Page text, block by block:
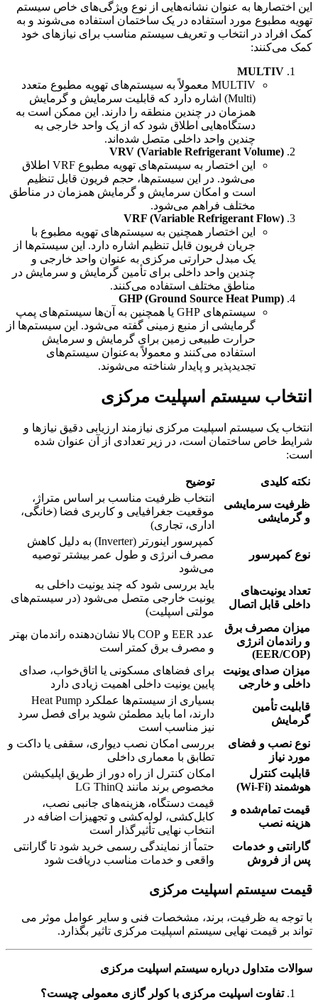
این اختصارها به عنوان نشانه‌هایی از نوع ویژگی‌های خاص سیستم
تهویه مطبوع مورد استفاده در یک ساختمان استفاده می‌شوند و به
کمک افراد در انتخاب و تعریف سیستم مناسب برای نیازهای خود
کمک می‌کنند:
MULTIV
MULTIV معمولاً به سیستم‌های تهویه مطبوع متعدد
(Multi) اشاره دارد که قابلیت سرمایش و گرمایش
همزمان در چندین منطقه را دارند. این ممکن است به
دستگاه‌هایی اطلاق شود که از یک واحد خارجی به
چندین واحد داخلی متصل شده‌اند.
VRV (Variable Refrigerant Volume)
این اختصار به سیستم‌های تهویه مطبوع VRF اطلاق
می‌شود. در این سیستم‌ها، حجم فریون قابل تنظیم
است و امکان سرمایش و گرمایش همزمان در مناطق
مختلف فراهم می‌شود.
VRF (Variable Refrigerant Flow)
این اختصار همچنین به سیستم‌های تهویه مطبوع با
جریان فریون قابل تنظیم اشاره دارد. این سیستم‌ها از
یک مبدل حرارتی مرکزی به عنوان واحد خارجی و
چندین واحد داخلی برای تأمین گرمایش و سرمایش در
مناطق مختلف استفاده می‌کنند.
GHP (Ground Source Heat Pump)
سیستم‌های GHP یا همچنین به آن‌ها سیستم‌های پمپ
گرمایشی از منبع زمینی گفته می‌شود. این سیستم‌ها از
حرارت طبیعی زمین برای گرمایش و سرمایش
استفاده می‌کنند و معمولاً به‌عنوان سیستم‌های
تجدیدپذیر و پایدار شناخته می‌شوند.
انتخاب سیستم اسپلیت مرکزی
انتخاب یک سیستم اسپلیت مرکزی نیازمند ارزیابی دقیق نیازها و
شرایط خاص ساختمان است، در زیر تعدادی از آن عنوان شده
است:
نکته کلیدی
توضیح
ظرفیت سرمایشی
و گرمایشی
انتخاب ظرفیت مناسب بر اساس متراژ،
موقعیت جغرافیایی و کاربری فضا (خانگی،
اداری، تجاری)
نوع کمپرسور
کمپرسور اینورتر (Inverter) به دلیل کاهش
مصرف انرژی و طول عمر بیشتر توصیه
می‌شود
تعداد یونیت‌های
داخلی قابل اتصال
باید بررسی شود که چند یونیت داخلی به
یونیت خارجی متصل می‌شود (در سیستم‌های
مولتی اسپلیت)
میزان مصرف برق
و راندمان انرژی
(EER/COP)
عدد EER و COP بالا نشان‌دهنده راندمان بهتر
و مصرف برق کمتر است
میزان صدای یونیت
داخلی و خارجی
برای فضاهای مسکونی یا اتاق‌خواب، صدای
پایین یونیت داخلی اهمیت زیادی دارد
قابلیت تأمین
گرمایش
بسیاری از سیستم‌ها عملکرد Heat Pump
دارند، اما باید مطمئن شوید برای فصل سرد
نیز مناسب است
نوع نصب و فضای
مورد نیاز
بررسی امکان نصب دیواری، سقفی یا داکت و
تطابق با معماری داخلی
قابلیت کنترل
هوشمند (Wi-Fi)
امکان کنترل از راه دور از طریق اپلیکیشن
مخصوص برند مانند LG ThinQ
قیمت تمام‌شده و
هزینه نصب
قیمت دستگاه، هزینه‌های جانبی نصب،
کابل‌کشی، لوله‌کشی و تجهیزات اضافه در
انتخاب نهایی تأثیرگذار است
گارانتی و خدمات
پس از فروش
حتماً از نمایندگی رسمی خرید شود تا گارانتی
واقعی و خدمات مناسب دریافت شود
قیمت سیستم اسپلیت مرکزی
با توجه به ظرفیت، برند، مشخصات فنی و سایر عوامل موثر می
تواند بر قیمت نهایی سیستم اسپلیت مرکزی تاثیر بگذارد.
سوالات متداول درباره سیستم اسپلیت مرکزی
تفاوت اسپلیت مرکزی با کولر گازی معمولی چیست؟